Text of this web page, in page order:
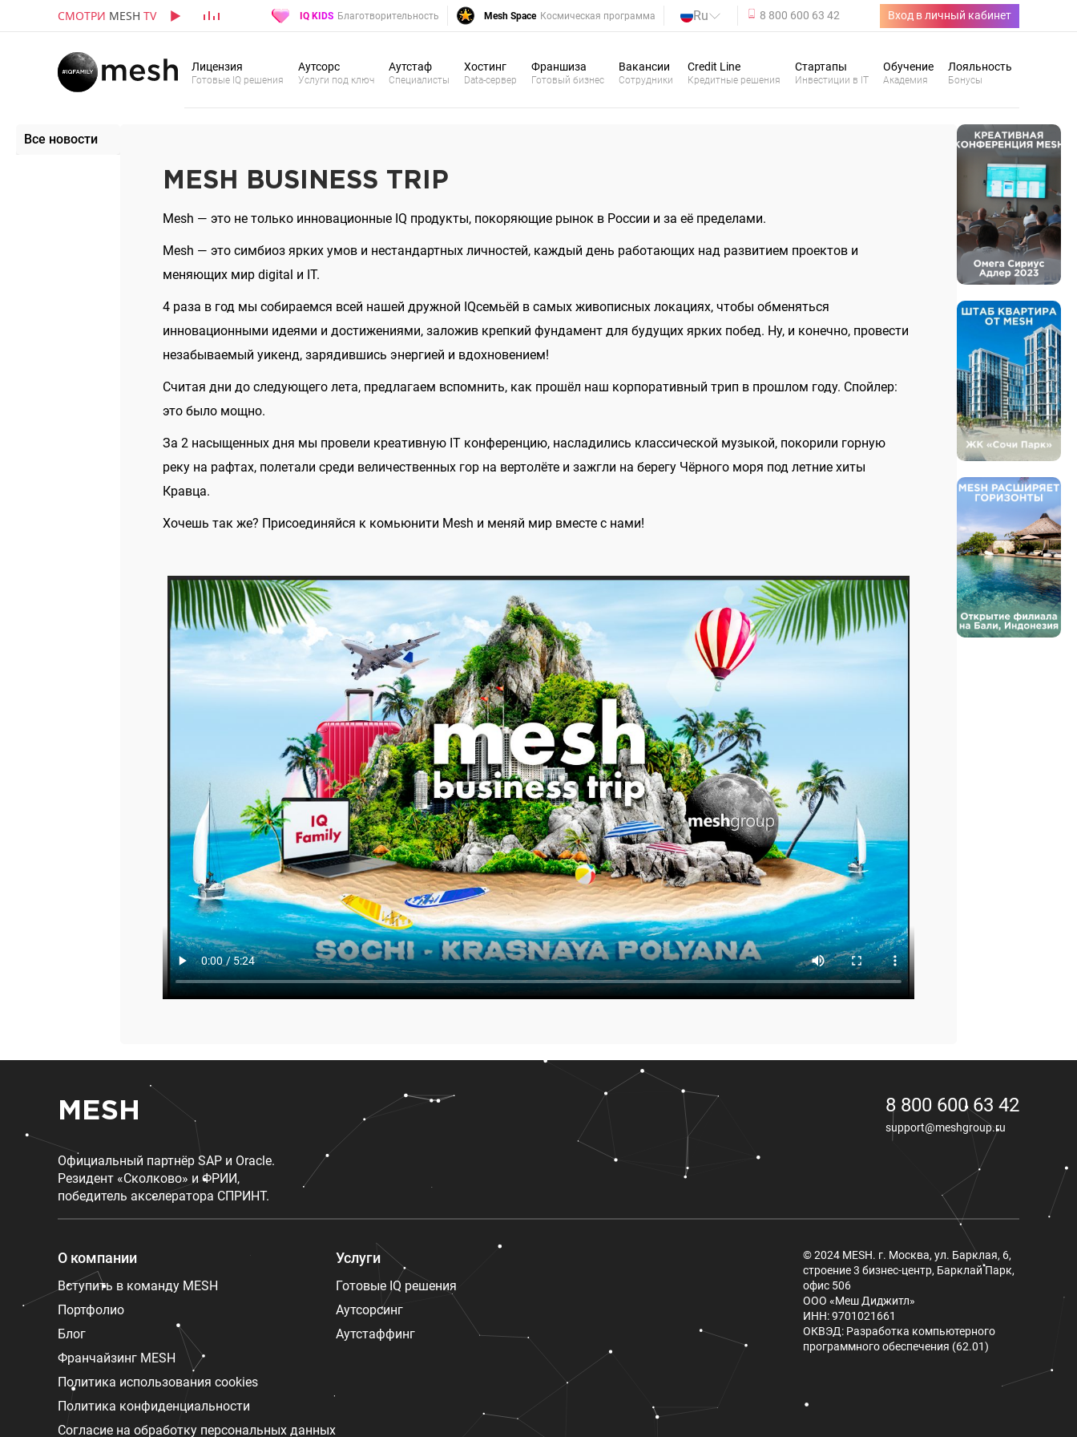
СМОТРИ MESH TV IQ KIDS Благотворительность Mesh Space Космическая программа Ru 8 800 600 63 42 Вход в личный кабинет
Лицензия
Готовые IQ решения
Аутсорс
Услуги под ключ
Аутстаф
Специалисты
Хостинг
Data-сервер
Франшиза
Готовый бизнес
Вакансии
Сотрудники
Credit Line
Кредитные решения
Стартапы
Инвестиции в IT
Обучение
Академия
Лояльность
Бонусы
Все новости
MESH BUSINESS TRIP
Mesh — это не только инновационные IQ продукты, покоряющие рынок в России и за её пределами.
Mesh — это симбиоз ярких умов и нестандартных личностей, каждый день работающих над развитием проектов и
меняющих мир digital и IT.
4 раза в год мы собираемся всей нашей дружной IQсемьёй в самых живописных локациях, чтобы обменяться
инновационными идеями и достижениями, заложив крепкий фундамент для будущих ярких побед. Ну, и конечно, провести
незабываемый уикенд, зарядившись энергией и вдохновением!
Считая дни до следующего лета, предлагаем вспомнить, как прошёл наш корпоративный трип в прошлом году. Спойлер:
это было мощно.
За 2 насыщенных дня мы провели креативную IT конференцию, насладились классической музыкой, покорили горную
реку на рафтах, полетали среди величественных гор на вертолёте и зажгли на берегу Чёрного моря под летние хиты
Кравца.
Хочешь так же? Присоединяйся к комьюнити Mesh и меняй мир вместе с нами!
MESH 8 800 600 63 42
support@meshgroup.ru
Официальный партнёр SAP и Oracle.
Резидент «Сколково» и ФРИИ,
победитель акселератора СПРИНТ.
О компании
Вступить в команду MESH
Портфолио
Блог
Франчайзинг MESH
Политика использования cookies
Политика конфиденциальности
Согласие на обработку персональных данных
Услуги
Готовые IQ решения
Аутсорсинг
Аутстаффинг
© 2024 MESH. г. Москва, ул. Барклая, 6,
строение 3 бизнес-центр, Барклай Парк,
офис 506
ООО «Меш Диджитл»
ИНН: 9701021661
ОКВЭД: Разработка компьютерного
программного обеспечения (62.01)